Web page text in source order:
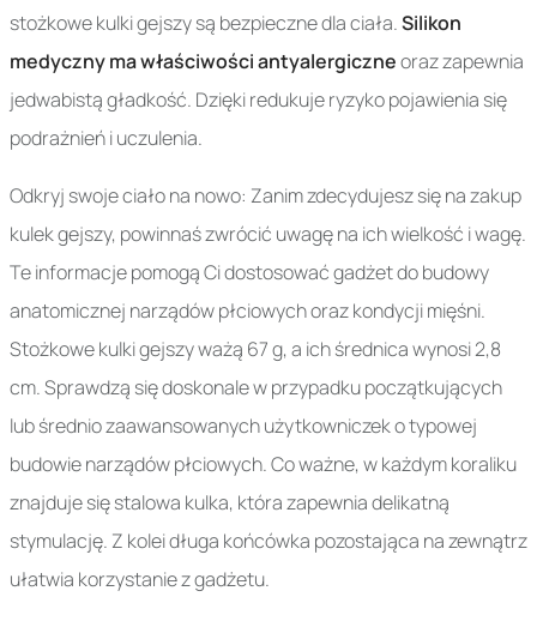
stożkowe kulki gejszy są bezpieczne dla ciała.Silikon
medyczny ma właściwości antyalergiczneoraz zapewnia
jedwabistą gładkość. Dzięki redukuje ryzyko pojawienia się
podrażnień i uczulenia.
Odkryj swoje ciało na nowo: Zanim zdecydujesz się na zakup
kulek gejszy, powinnaś zwrócić uwagę na ich wielkość i wagę.
Te informacje pomogą Ci dostosować gadżet do budowy
anatomicznej narządów płciowych oraz kondycji mięśni.
Stożkowe kulki gejszy ważą 67 g, a ich średnica wynosi 2,8
cm. Sprawdzą się doskonale w przypadku początkujących
lub średnio zaawansowanych użytkowniczek o typowej
budowie narządów płciowych. Co ważne, w każdym koraliku
znajduje się stalowa kulka, która zapewnia delikatną
stymulację. Z kolei długa końcówka pozostająca na zewnątrz
ułatwia korzystanie z gadżetu.